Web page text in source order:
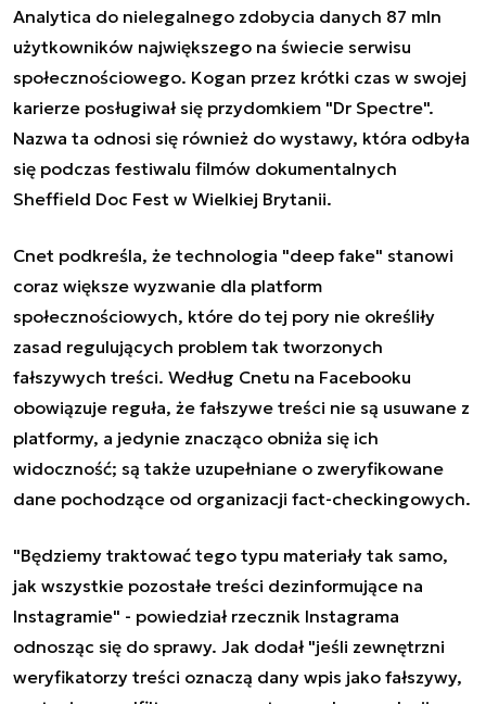
Analytica do nielegalnego zdobycia danych 87 mln
użytkowników największego na świecie serwisu
społecznościowego. Kogan przez krótki czas w swojej
karierze posługiwał się przydomkiem "Dr Spectre".
Nazwa ta odnosi się również do wystawy, która odbyła
się podczas festiwalu filmów dokumentalnych
Sheffield Doc Fest w Wielkiej Brytanii.
Cnet podkreśla, że technologia "deep fake" stanowi
coraz większe wyzwanie dla platform
społecznościowych, które do tej pory nie określiły
zasad regulujących problem tak tworzonych
fałszywych treści. Według Cnetu na Facebooku
obowiązuje reguła, że fałszywe treści nie są usuwane z
platformy, a jedynie znacząco obniża się ich
widoczność; są także uzupełniane o zweryfikowane
dane pochodzące od organizacji fact-checkingowych.
"Będziemy traktować tego typu materiały tak samo,
jak wszystkie pozostałe treści dezinformujące na
Instagramie" - powiedział rzecznik Instagrama
odnosząc się do sprawy. Jak dodał "jeśli zewnętrzni
weryfikatorzy treści oznaczą dany wpis jako fałszywy,